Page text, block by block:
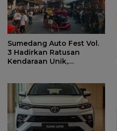
Sumedang Auto Fest Vol.
3 Hadirkan Ratusan
Kendaraan Unik,